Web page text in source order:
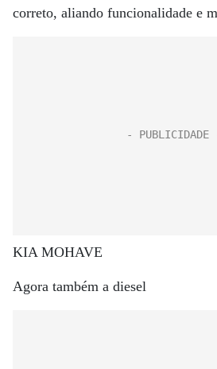
correto, aliando funcionalidade e
KIA MOHAVE
Agora também a diesel